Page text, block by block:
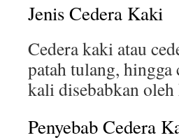
Jenis Cedera Kaki
Cedera kaki atau
patah tulang,
kali disebabkan oleh
Penyebab Cedera